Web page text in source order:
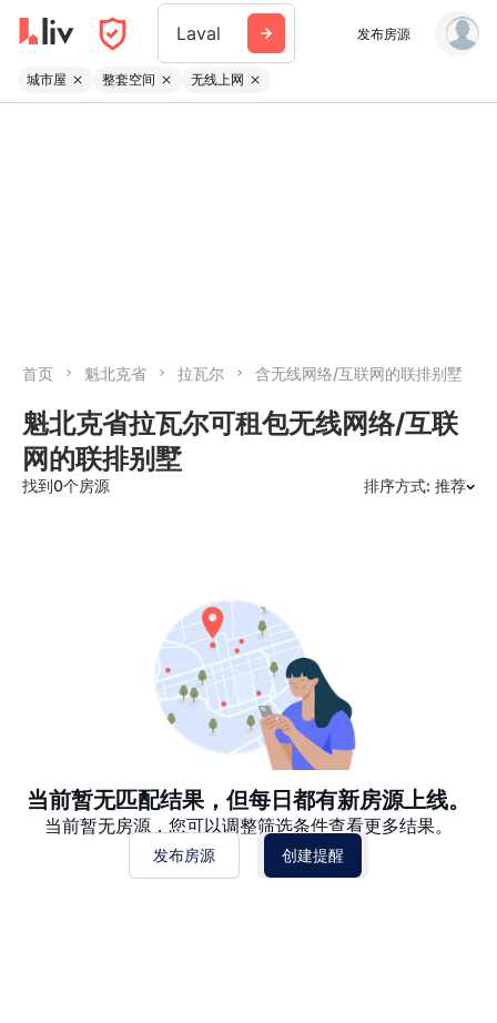
Laval 发布房源
城市屋 整套空间 无线上网
首页 魁北克省 拉瓦尔 含无线网络/互联网的联排别墅
魁北克省拉瓦尔可租包无线网络/互联
网的联排别墅
找到0个房源 排序方式: 推荐
当前暂无匹配结果，但每日都有新房源上线。
当前暂无房源，您可以调整筛选条件查看更多结果。
发布房源 创建提醒